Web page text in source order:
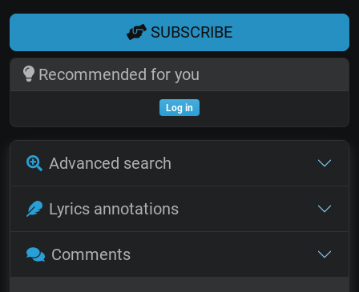
SUBSCRIBE
Recommended for you
Log in
Advanced search
Lyrics annotations
Comments